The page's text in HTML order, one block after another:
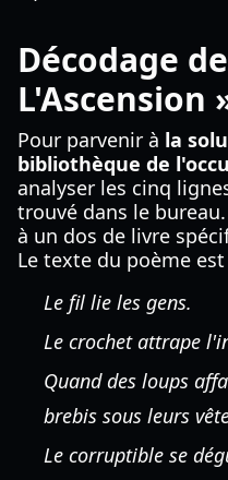
Décodage
L'Ascension
Pour parvenir à la
bibliothèque de
analyser les cinq
trouvé dans le
à un dos de livre
Le texte du poème
Le fil lie les gens.
Le crochet attrape
Quand des loups
brebis sous leurs
Le corruptible se